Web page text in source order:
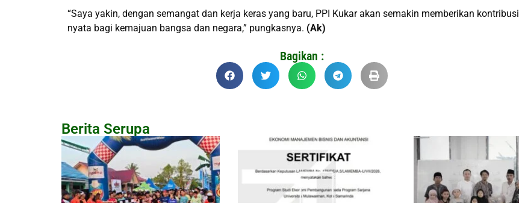
“Saya yakin, dengan semangat dan kerja keras yang baru, PPI Kukar akan semakin memberikan kontribusi
nyata bagi kemajuan bangsa dan negara,” pungkasnya. (Ak)
Bagikan :
Berita Serupa